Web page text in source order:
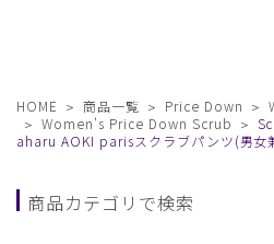
HOME 商品一覧 Price Down
Women's Price Down Scrub
aharu AOKI parisスクラブパンツ(男女
商品カテゴリで検索